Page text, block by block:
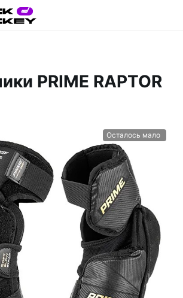
PRIME RAPTOR
Осталось мало